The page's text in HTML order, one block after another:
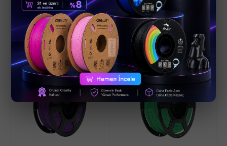
Sepete Ekle Sepete Ekle
Popüler
Çok Al Az Öde
Popüler
Çok Al Az Öde